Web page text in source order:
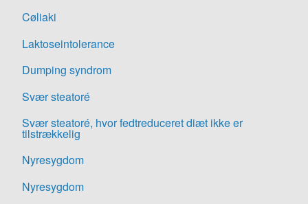
Cøliaki
Laktoseintolerance
Dumping syndrom
Svær steatoré
Svær steatoré, hvor fedtreduceret diæt ikke er
tilstrækkelig
Nyresygdom
Nyresygdom